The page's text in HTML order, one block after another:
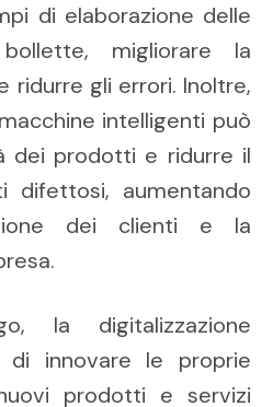
di elaborazione delle
migliorare la
ridurre gli errori. Inoltre,
intelligenti può
dei prodotti e ridurre il
difettosi, aumentando
dei clienti e la
la digitalizzazione
di innovare le proprie
prodotti e servizi